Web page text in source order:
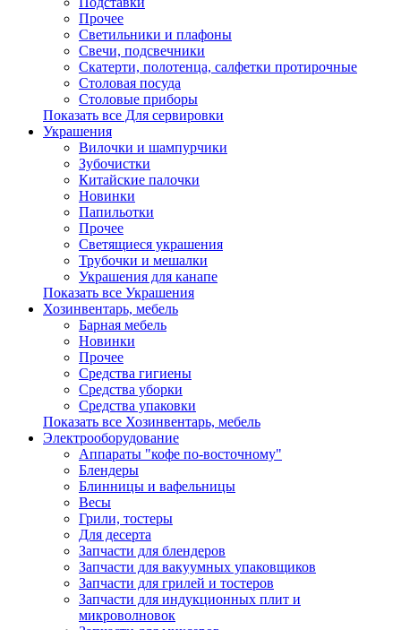
Прочее
Светильники и плафоны
Свечи, подсвечники
Скатерти, полотенца, салфетки протирочные
Столовая посуда
Столовые приборы
Показать все Для сервировки
Украшения
Вилочки и шампурчики
Зубочистки
Китайские палочки
Новинки
Папильотки
Прочее
Светящиеся украшения
Трубочки и мешалки
Украшения для канапе
Показать все Украшения
Хозинвентарь, мебель
Барная мебель
Новинки
Прочее
Средства гигиены
Средства уборки
Средства упаковки
Показать все Хозинвентарь, мебель
Электрооборудование
Аппараты "кофе по-восточному"
Блендеры
Блинницы и вафельницы
Весы
Грили, тостеры
Для десерта
Запчасти для блендеров
Запчасти для вакуумных упаковщиков
Запчасти для грилей и тостеров
Запчасти для индукционных плит и
микроволновок